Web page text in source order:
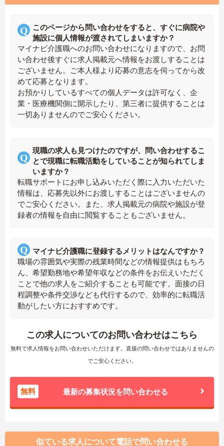
このページから問い合わせをすると、すぐに病院や
施設に個人情報が渡されてしまいますか？
マイナビ介護職へのお問い合わせになりますので、お問
い合わせ後すぐに求人掲載元へ情報をお渡しすることは
ございません。ご本人様より応募の意志を伺ってから改
めて応募となります。
お預かりしているすべての個人データは許可なく、企
業・医療機関側に開示したり、第三者に提供することは
一切ありませんのでご安心ください。
現職の求人も見つけたのですが、問い合わせするこ
とで現職に転職活動をしていることが知られてしま
いますか？
転職サポートにお申し込みいただく際に入力いただいた
情報は、応募先以外にお渡しすることはございませんの
でご安心ください。また、求人掲載元の病院や施設が登
録者の情報を自由に閲覧することもございません。
マイナビ介護職に登録するメリットはなんですか？
職場の雰囲気や実際の残業時間などの情報提供はもちろ
ん、希望勤務地や希望年収などの条件をお伝えいただく
ことで他の求人をご紹介することも可能です。面接の日
程調整や条件交渉なども代行するので、効率的に転職活
動がしたい方におすすめです。
この求人についてのお問い合わせはこちら
無料で求人情報をお問い合わせいただけます。直接の問い合わせではありませんの
でご安心ください。
無料 最新の募集状況を問い合わせる
似ている求人について電話で問い合わせる